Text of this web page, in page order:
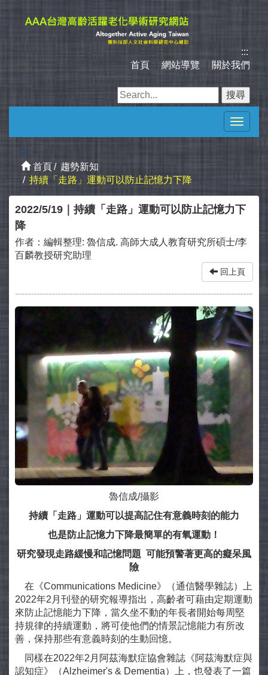
:::
首頁
網站導覽 關於我們
Toggle
:::
首頁
趨勢新知
持續「走路」運動可以防止記憶力下降
2022/5/19｜持續「走路」運動可以防止記憶力下
降
作者： 編輯整理: 魯信成. 高師大成人教育研究所碩士/李
百麟教授研究助理
回上頁
魯信成/攝影
持續 「 走路 」 運動可以提高記住有意義時刻的能力
也是防止記憶力下降最簡單的有氧運動！
研究發現走路緩慢和記憶問題 可能預警著更高的癡呆風
險
在《Communications Medicine》（通信醫學雜誌）上
2022年2月刊登的研究報導指出，高齡者可藉由定期運動
來防止記憶能力下降，當久坐不動的年長者開始每周堅
持規律的持續運動，將可使他們的情景記憶能力有所改
善，保持那些有意義時刻的生動回憶。
同樣在2022年2月阿茲海默症協會雜誌《阿茲海默症與
認知症》（Alzheimer's & Dementia）上，也發表了一篇